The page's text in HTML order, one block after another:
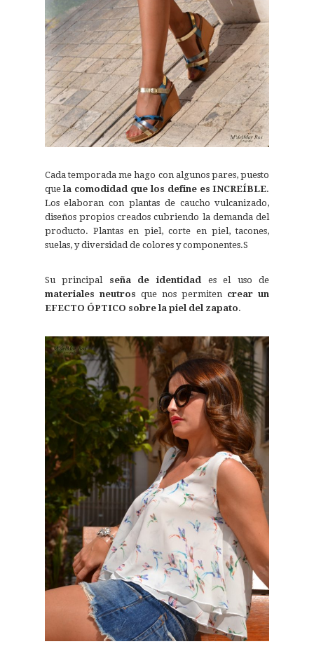
Cada temporada me hago con algunos pares, puesto
quela comodidad que los define es INCREÍBLE.
Los elaboran con plantas de caucho vulcanizado,
diseños propios creados cubriendo la demanda del
producto. Plantas en piel, corte en piel, tacones,
suelas, y diversidad de colores y componentes.S
Su principal seña de identidad es el uso de
materiales neutros que nos permiten crear un
EFECTO ÓPTICO sobre la piel del zapato.